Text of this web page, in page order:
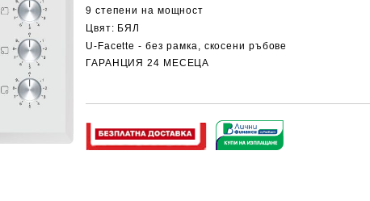
9 степени на мощност
Цвят: БЯЛ
U-Facette - без рамка, скосени ръбове
ГАРАНЦИЯ 24 МЕСЕЦА